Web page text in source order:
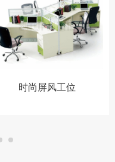
时尚屏风工位